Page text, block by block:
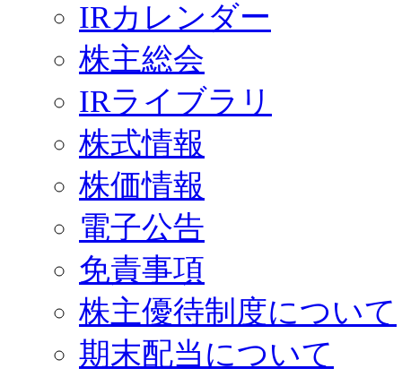
IRカレンダー
株主総会
IRライブラリ
株式情報
株価情報
電子公告
免責事項
株主優待制度について
期末配当について